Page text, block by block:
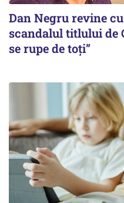
Dan Negru revine
scandalul titlului de
se rupe de toți”